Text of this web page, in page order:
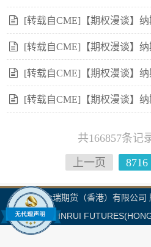
[转载自CME]【期权漫谈】纳斯达克新一轮牛
[转载自CME]【期权漫谈】纳斯达克新一轮牛
[转载自CME]【期权漫谈】纳斯达克新一轮牛
[转载自CME]【期权漫谈】纳斯达克新一轮牛
共166857条记
上一页
8716
金瑞期货（香港）有限公
JINRUI